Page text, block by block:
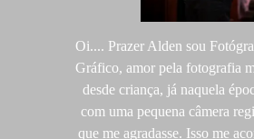
Oi.... Prazer Alden sou
Gráfico, amor pela fotografia
desde criança, já naquela
com uma pequena câmera
que me agradasse. Isso me